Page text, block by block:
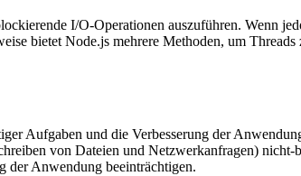
I/O-Operationen auszuführen. Wenn
bietet Node.js mehrere Methoden, um
Aufgaben und die Verbesserung der
von Dateien und Netzwerkanfragen)
der Anwendung beeinträchtigen.